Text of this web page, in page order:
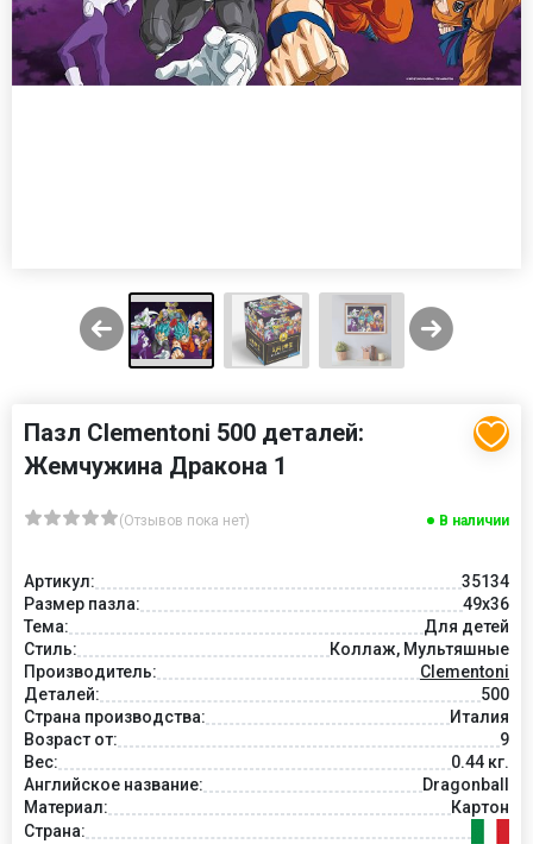
Пазл Clementoni 500 деталей:
Жемчужина Дракона 1
(Отзывов пока нет) В наличии
Артикул:
35134
Размер пазла:
49x36
Тема:
Для детей
Стиль:
Коллаж, Мультяшные
Производитель:
Clementoni
Деталей:
500
Страна производства:
Италия
Возраст от:
9
Вес:
0.44 кг.
Английское название:
Dragonball
Материал:
Картон
Страна: